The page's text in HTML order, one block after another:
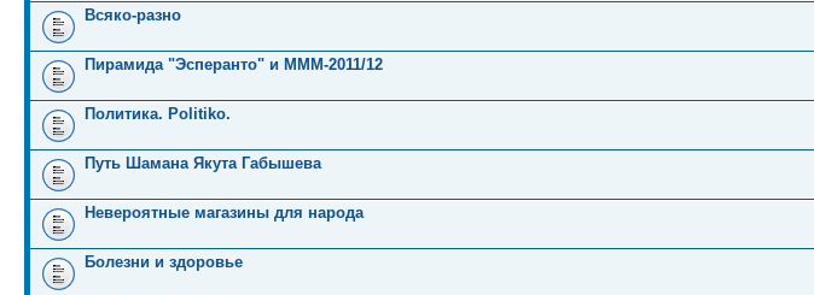
Всяко-разно
Пирамида "Эсперанто" и MMM-2011/12
Политика. Politiko.
Путь Шамана Якута Габышева
Невероятные магазины для народа
Болезни и здоровье